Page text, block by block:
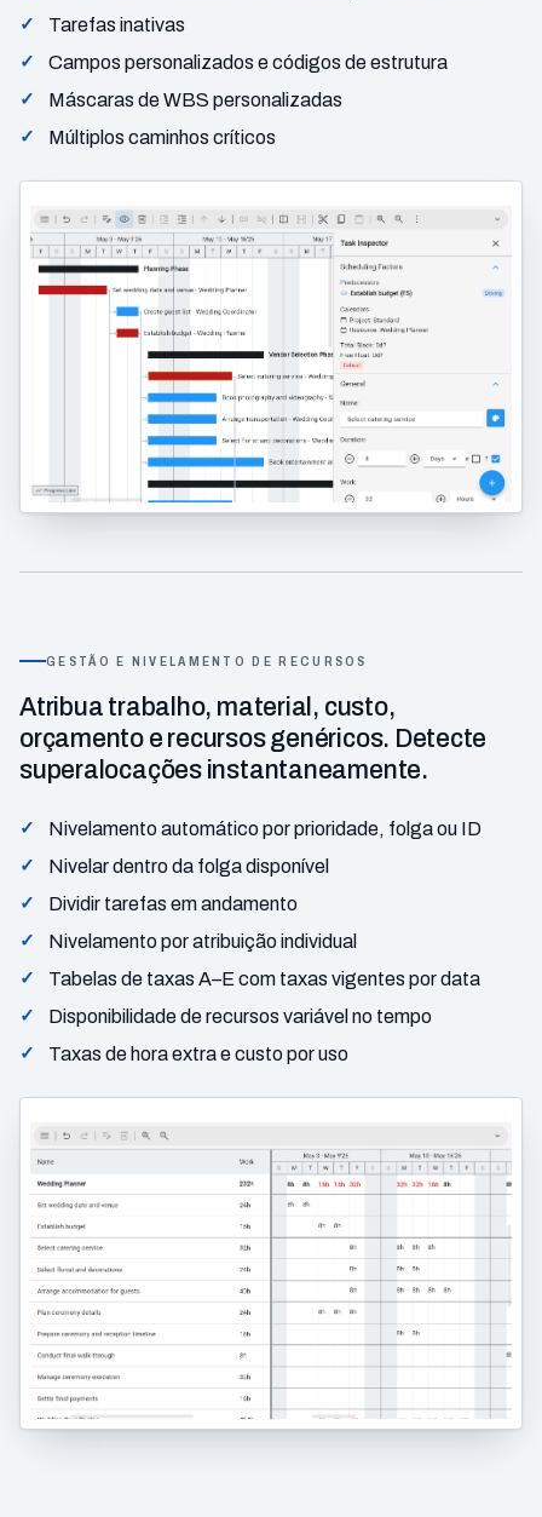
Tarefas inativas
Campos personalizados e códigos de estrutura
Máscaras de WBS personalizadas
Múltiplos caminhos críticos
GESTÃO E NIVELAMENTO DE RECURSOS
Atribua trabalho, material, custo,
orçamento e recursos genéricos. Detecte
superalocações instantaneamente.
Nivelamento automático por prioridade, folga ou ID
Nivelar dentro da folga disponível
Dividir tarefas em andamento
Nivelamento por atribuição individual
Tabelas de taxas A–E com taxas vigentes por data
Disponibilidade de recursos variável no tempo
Taxas de hora extra e custo por uso